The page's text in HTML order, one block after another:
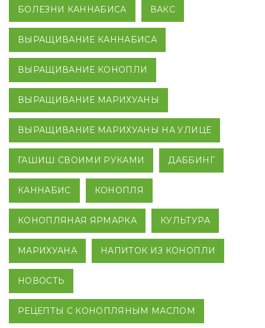
БОЛЕЗНИ КАННАБИСА ВАКС
ВЫРАЩИВАНИЕ КАННАБИСА
ВЫРАЩИВАНИЕ КОНОПЛИ
ВЫРАЩИВАНИЕ МАРИХУАНЫ
ВЫРАЩИВАНИЕ МАРИХУАНЫ НА УЛИЦЕ
ГАШИШ СВОИМИ РУКАМИ ДАББИНГ
КАННАБИС КОНОПЛЯ
КОНОПЛЯНАЯ ЯРМАРКА КУЛЬТУРА
МАРИХУАНА НАПИТОК ИЗ КОНОПЛИ
НОВОСТЬ
РЕЦЕПТЫ С КОНОПЛЯНЫМ МАСЛОМ